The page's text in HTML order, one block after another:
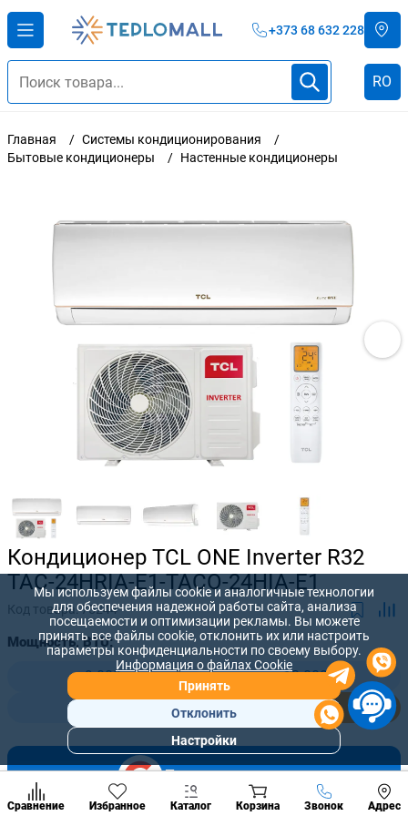
+373 68 632 228
RO
Главная
Системы кондиционирования
Бытовые кондиционеры
Настенные кондиционеры
Кондиционер TCL ONE Inverter R32
TAC-24HRIA-E1-TACO-24HIA-E1
Код товара:75244
Мощность, BTU:
9 000
12 000
24 000
5
Сравнение Избранное Каталог Корзина Звонок Адрес
Позвонить
разделы
Мы используем файлы cookie и аналогичные технологии
для обеспечения надежной работы сайта, анализа
посещаемости и оптимизации рекламы. Вы можете
принять все файлы cookie, отклонить их или настроить
параметры конфиденциальности по своему выбору.
Информация о файлах Cookie
Принять
Отклонить
Настройки